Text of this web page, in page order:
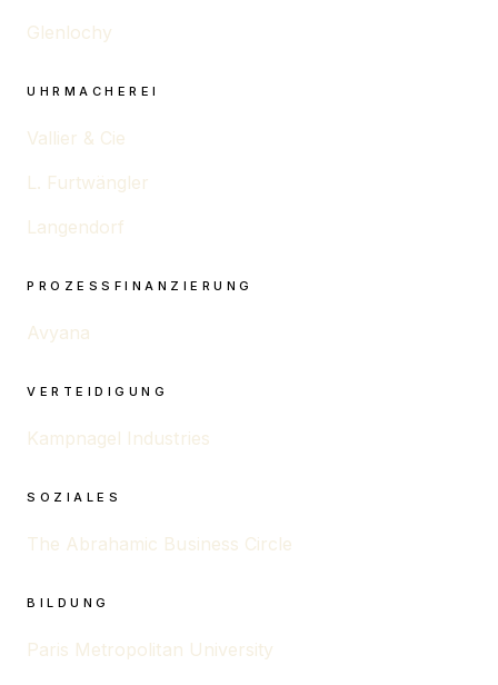
Glenlochy
UHRMACHEREI
Vallier & Cie
L. Furtwängler
Langendorf
PROZESSFINANZIERUNG
Avyana
VERTEIDIGUNG
Kampnagel Industries
SOZIALES
The Abrahamic Business Circle
BILDUNG
Paris Metropolitan University